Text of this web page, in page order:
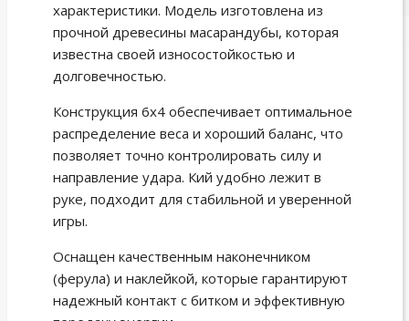
характеристики. Модель изготовлена из
прочной древесины масарандубы, которая
известна своей износостойкостью и
долговечностью.
Конструкция 6х4 обеспечивает оптимальное
распределение веса и хороший баланс, что
позволяет точно контролировать силу и
направление удара. Кий удобно лежит в
руке, подходит для стабильной и уверенной
игры.
Оснащен качественным наконечником
(ферула) и наклейкой, которые гарантируют
надежный контакт с битком и эффективную